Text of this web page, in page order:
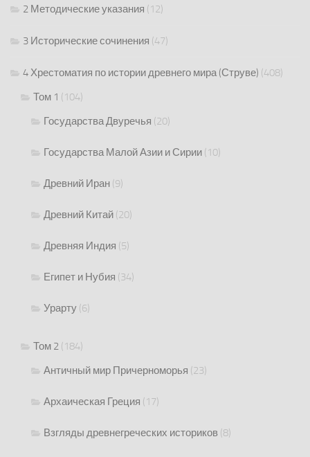
2 Методические указания (12)
3 Исторические сочинения (47)
4 Хрестоматия по истории древнего мира (Струве) (408)
Том 1 (104)
Государства Двуречья (20)
Государства Малой Азии и Сирии (10)
Древний Иран (9)
Древний Китай (20)
Древняя Индия (5)
Египет и Нубия (34)
Урарту (6)
Том 2 (184)
Античный мир Причерноморья (23)
Архаическая Греция (17)
Взгляды древнегреческих историков (8)